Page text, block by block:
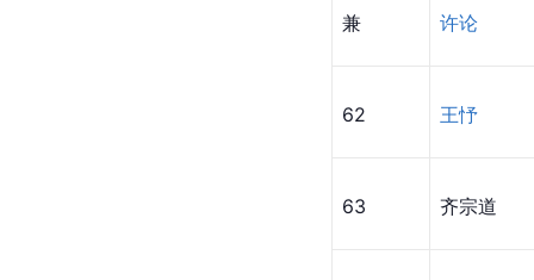
兼 许论
62 王忬
63 齐宗道